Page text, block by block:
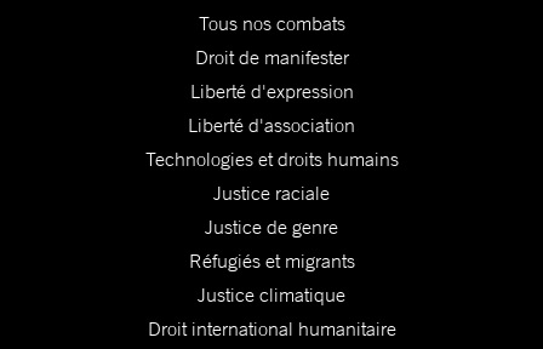
Tous nos combats
Droit de manifester
Liberté d'expression
Liberté d'association
Technologies et droits humains
Justice raciale
Justice de genre
Réfugiés et migrants
Justice climatique
Droit international humanitaire